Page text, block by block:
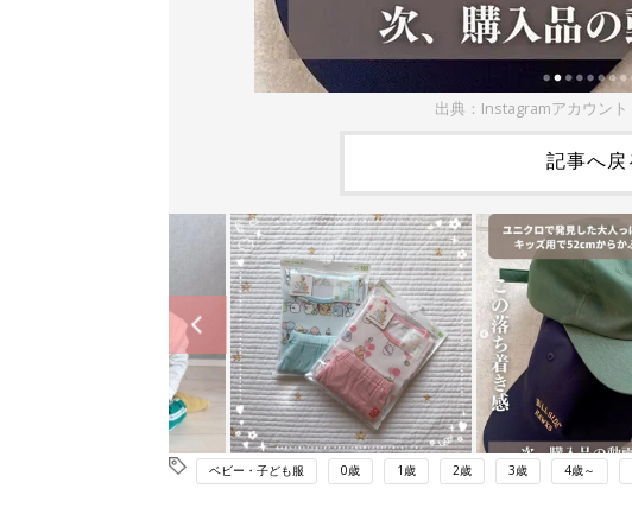
出典：Instagramアカウント
記事へ戻
ベビー・子ども服 0歳 1歳 2歳 3歳 4歳～